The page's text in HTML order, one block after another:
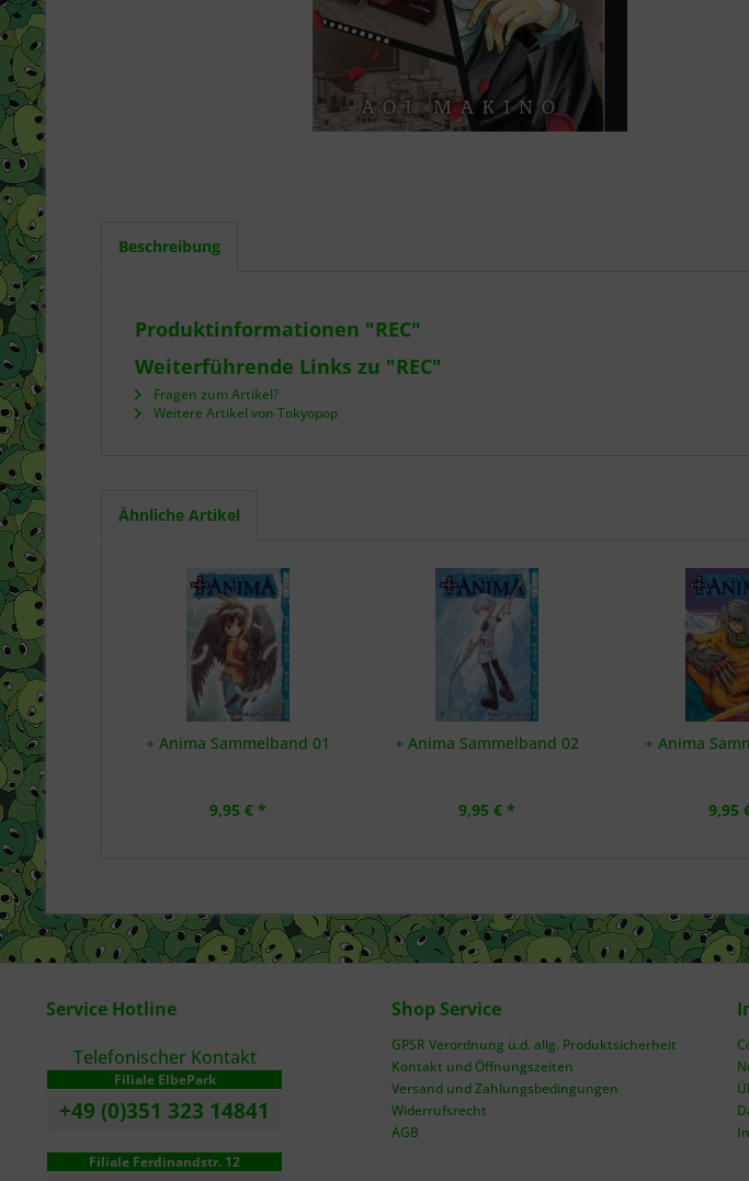
Beschreibung
Produktinformationen "REC"
Weiterführende Links zu "REC"
Fragen zum Artikel?
Weitere Artikel von Tokyopop
Ähnliche Artikel
+ Anima Sammelband 01
9,95 € *
+ Anima Sammelband 02
9,95 € *
+ Anima
9,95
Service Hotline
Telefonischer Kontakt
Filiale ElbePark
+49 (0)351 323 14841
Filiale Ferdinandstr. 12
Shop Service
GPSR Verordnung ü.d. allg. Produktsicherheit
Kontakt und Öffnungszeiten
Versand und Zahlungsbedingungen
Widerrufsrecht
AGB